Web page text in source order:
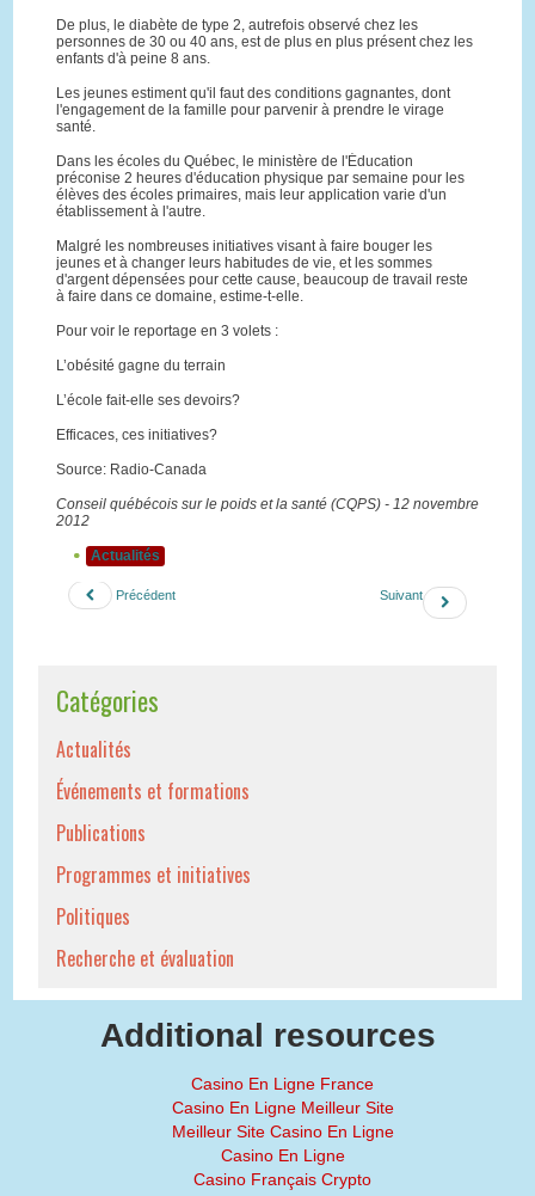
De plus, le diabète de type 2, autrefois observé chez les
personnes de 30 ou 40 ans, est de plus en plus présent chez les
enfants d'à peine 8 ans.
Les jeunes estiment qu'il faut des conditions gagnantes, dont
l'engagement de la famille pour parvenir à prendre le virage
santé.
Dans les écoles du Québec, le ministère de l'Éducation
préconise 2 heures d'éducation physique par semaine pour les
élèves des écoles primaires, mais leur application varie d'un
établissement à l'autre.
Malgré les nombreuses initiatives visant à faire bouger les
jeunes et à changer leurs habitudes de vie, et les sommes
d'argent dépensées pour cette cause, beaucoup de travail reste
à faire dans ce domaine, estime-t-elle.
Pour voir le reportage en 3 volets :
L’obésité gagne du terrain
L’école fait-elle ses devoirs?
Efficaces, ces initiatives?
Source: Radio-Canada
Conseil québécois sur le poids et la santé (CQPS) - 12 novembre
2012
Actualités
Précédent Suivant
Catégories
Actualités
Événements et formations
Publications
Programmes et initiatives
Politiques
Recherche et évaluation
Additional resources
Casino En Ligne France
Casino En Ligne Meilleur Site
Meilleur Site Casino En Ligne
Casino En Ligne
Casino Français Crypto